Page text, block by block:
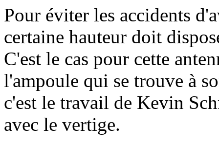
Pour éviter les accidents
certaine hauteur doit
C'est le cas pour cette
l'ampoule qui se trouve à
c'est le travail de Kevin
avec le vertige.